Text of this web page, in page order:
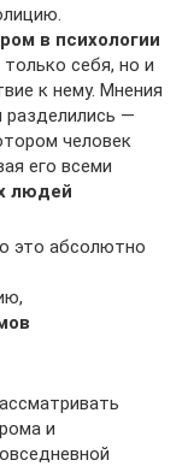
в психологии
себя, но и
к нему. Мнения
разделились —
человек
его всеми
людей
это абсолютно
и